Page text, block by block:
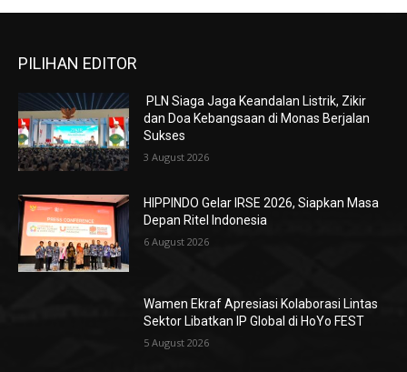
PILIHAN EDITOR
PLN Siaga Jaga Keandalan Listrik, Zikir
dan Doa Kebangsaan di Monas Berjalan
Sukses
3 August 2026
HIPPINDO Gelar IRSE 2026, Siapkan Masa
Depan Ritel Indonesia
6 August 2026
Wamen Ekraf Apresiasi Kolaborasi Lintas
Sektor Libatkan IP Global di HoYo FEST
5 August 2026